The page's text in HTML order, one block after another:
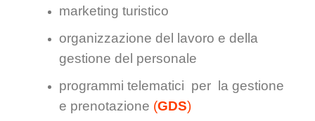
marketing turistico
organizzazione del lavoro e della
gestione del personale
programmi telematici per la gestione
e prenotazione (GDS)